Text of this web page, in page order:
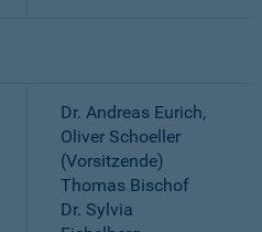
Dr. Andreas Eurich,
Oliver Schoeller
(Vorsitzende)
Thomas Bischof
Dr. Sylvia